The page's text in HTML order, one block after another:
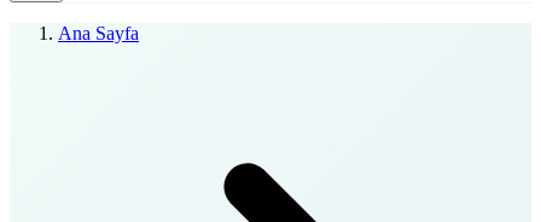
Ana Sayfa